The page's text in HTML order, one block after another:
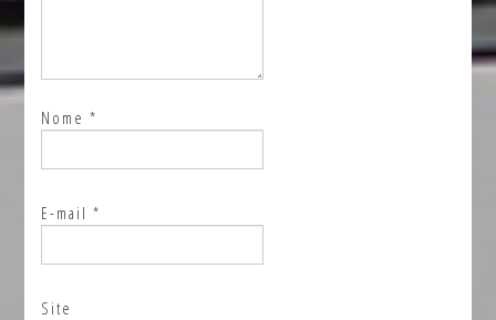
Nome*
E-mail*
Site